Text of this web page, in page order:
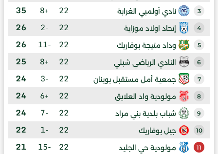
3 نادي أولمبي الغرابة 22
+8
35
4 إتحاد اولاد موزاية 22
-2
26
5 وداد متيجة بوفاريك 22
-11
26
6 النادي الرياضي شبلي 22
+8
25
7 جمعية أمل مستقبل بوينان 22
-3
24
8 مولودية واد العلايق 22
+6
24
9 شباب بلدية بني مراد 22
-7
24
10 جيل بوفاريك 22
-1
22
11 مولودية حي الجليد 22
-15
21